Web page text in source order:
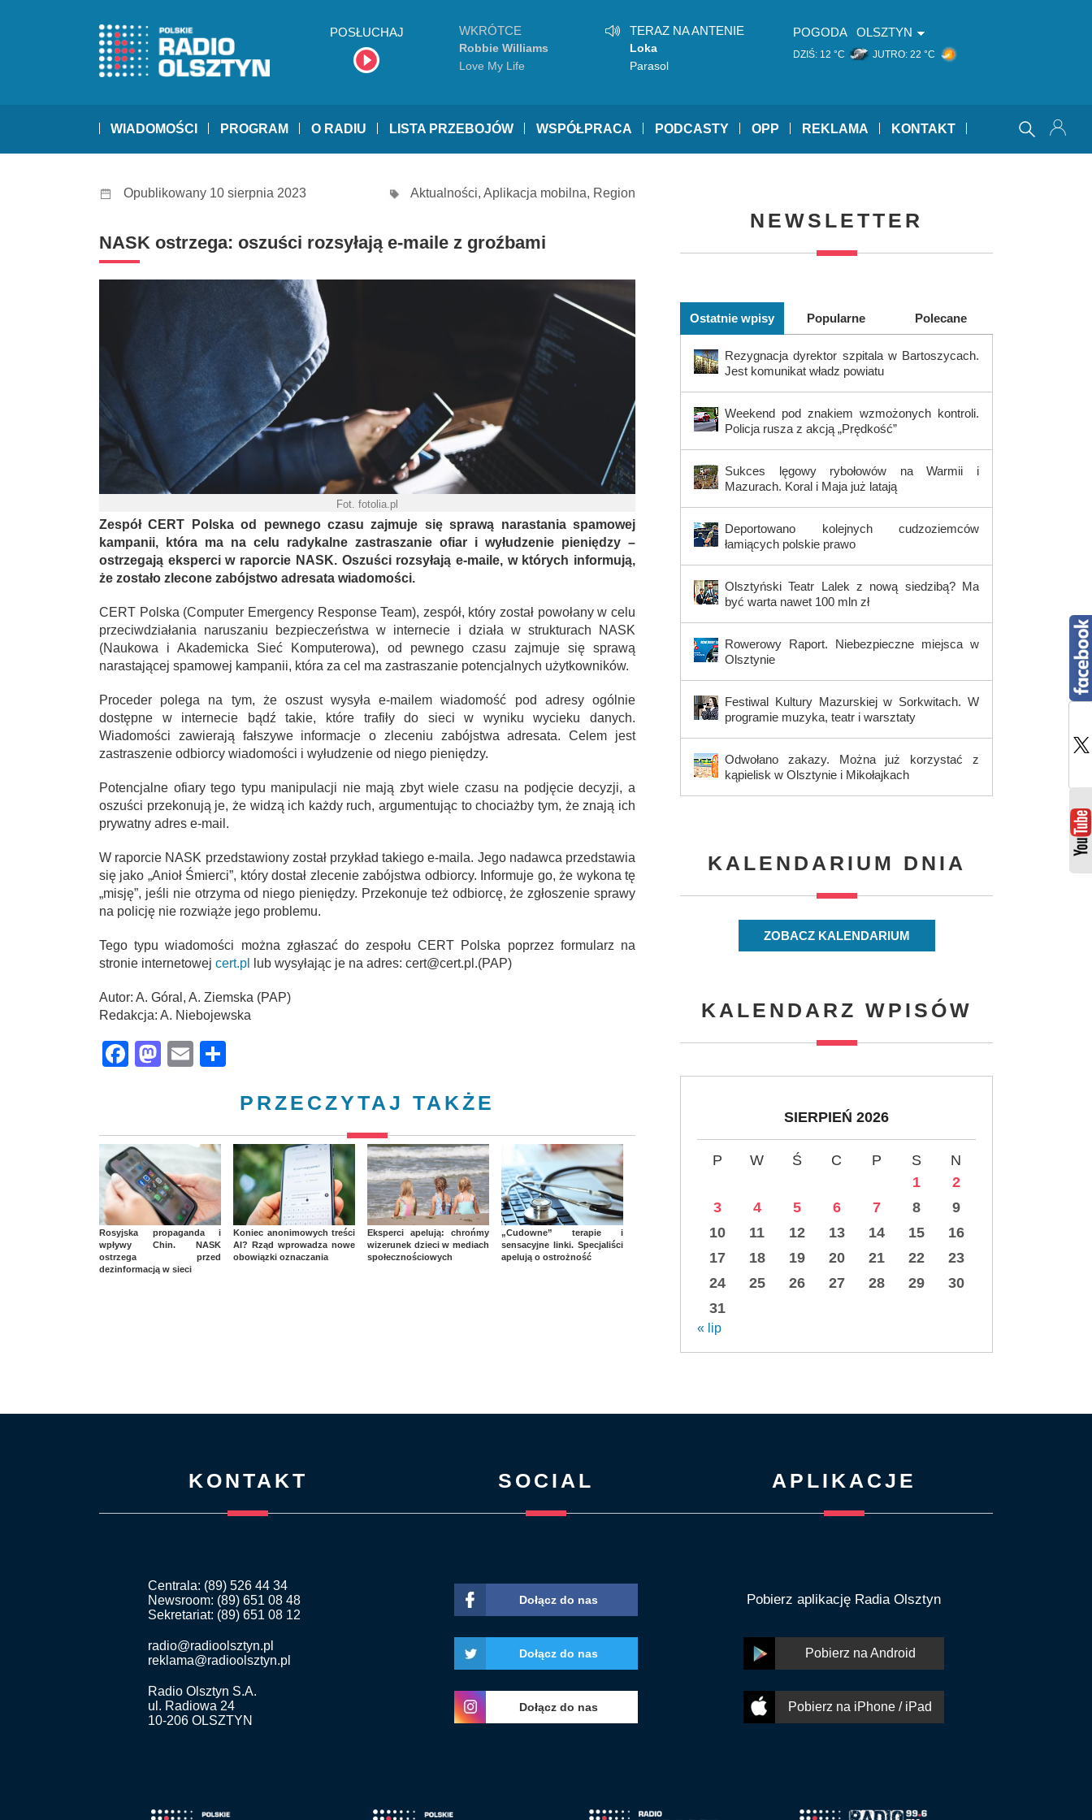
POSŁUCHAJ WKRÓTCE
Robbie Williams
Love My Life
TERAZ NA ANTENIE
Loka
Parasol
POGODA OLSZTYN
DZIŚ: 12 °C JUTRO: 22 °C
WIADOMOŚCI PROGRAM O RADIU LISTA PRZEBOJÓW WSPÓŁPRACA PODCASTY OPP REKLAMA KONTAKT
Opublikowany 10 sierpnia 2023 Aktualności, Aplikacja mobilna, Region
NASK ostrzega: oszuści rozsyłają e-maile z groźbami
Fot. fotolia.pl
Zespół CERT Polska od pewnego czasu zajmuje się sprawą narastania spamowej
kampanii, która ma na celu radykalne zastraszanie ofiar i wyłudzenie pieniędzy –
ostrzegają eksperci w raporcie NASK. Oszuści rozsyłają e-maile, w których informują,
że zostało zlecone zabójstwo adresata wiadomości.
CERT Polska (Computer Emergency Response Team), zespół, który został powołany w celu
przeciwdziałania naruszaniu bezpieczeństwa w internecie i działa w strukturach NASK
(Naukowa i Akademicka Sieć Komputerowa), od pewnego czasu zajmuje się sprawą
narastającej spamowej kampanii, która za cel ma zastraszanie potencjalnych użytkowników.
Proceder polega na tym, że oszust wysyła e-mailem wiadomość pod adresy ogólnie
dostępne w internecie bądź takie, które trafiły do sieci w wyniku wycieku danych.
Wiadomości zawierają fałszywe informacje o zleceniu zabójstwa adresata. Celem jest
zastraszenie odbiorcy wiadomości i wyłudzenie od niego pieniędzy.
Potencjalne ofiary tego typu manipulacji nie mają zbyt wiele czasu na podjęcie decyzji, a
oszuści przekonują je, że widzą ich każdy ruch, argumentując to chociażby tym, że znają ich
prywatny adres e-mail.
W raporcie NASK przedstawiony został przykład takiego e-maila. Jego nadawca przedstawia
się jako „Anioł Śmierci”, który dostał zlecenie zabójstwa odbiorcy. Informuje go, że wykona tę
„misję”, jeśli nie otrzyma od niego pieniędzy. Przekonuje też odbiorcę, że zgłoszenie sprawy
na policję nie rozwiąże jego problemu.
Tego typu wiadomości można zgłaszać do zespołu CERT Polska poprzez formularz na
stronie internetowej cert.pl lub wysyłając je na adres: cert@cert.pl.(PAP)
Autor: A. Góral, A. Ziemska (PAP)
Redakcja: A. Niebojewska
Facebook
Mastodon
Email
PRZECZYTAJ TAKŻE
Rosyjska propaganda i
wpływy Chin. NASK
ostrzega przed
dezinformacją w sieci
Koniec anonimowych treści
AI? Rząd wprowadza nowe
obowiązki oznaczania
Eksperci apelują: chrońmy
wizerunek dzieci w mediach
społecznościowych
„Cudowne” terapie i
sensacyjne linki. Specjaliści
apelują o ostrożność
NEWSLETTER
Ostatnie wpisy Popularne Polecane
Rezygnacja dyrektor szpitala w Bartoszycach.
Jest komunikat władz powiatu
Weekend pod znakiem wzmożonych kontroli.
Policja rusza z akcją „Prędkość”
Sukces lęgowy rybołowów na Warmii i
Mazurach. Koral i Maja już latają
Deportowano kolejnych cudzoziemców
łamiących polskie prawo
Olsztyński Teatr Lalek z nową siedzibą? Ma
być warta nawet 100 mln zł
Rowerowy Raport. Niebezpieczne miejsca w
Olsztynie
Festiwal Kultury Mazurskiej w Sorkwitach. W
programie muzyka, teatr i warsztaty
Odwołano zakazy. Można już korzystać z
kąpielisk w Olsztynie i Mikołajkach
KALENDARIUM DNIA
ZOBACZ KALENDARIUM
KALENDARZ WPISÓW
SIERPIEŃ 2026
P W Ś C P S
N
1
2
3
4 5 6 7 8
9
10
11 12 13 14 15
16
17
18 19 20 21 22
23
24
25 26 27 28 29
30
31
« lip
KONTAKT
Centrala: (89) 526 44 34
Newsroom: (89) 651 08 48
Sekretariat: (89) 651 08 12
radio@radioolsztyn.pl
reklama@radioolsztyn.pl
Radio Olsztyn S.A.
ul. Radiowa 24
10-206 OLSZTYN
SOCIAL
Dołącz do nas
Dołącz do nas
Dołącz do nas
APLIKACJE
Pobierz aplikację Radia Olsztyn
Pobierz na Android
Pobierz na iPhone / iPad